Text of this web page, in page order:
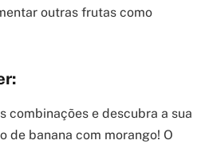
outras frutas como
combinações e descubra a sua
de banana com morango! O